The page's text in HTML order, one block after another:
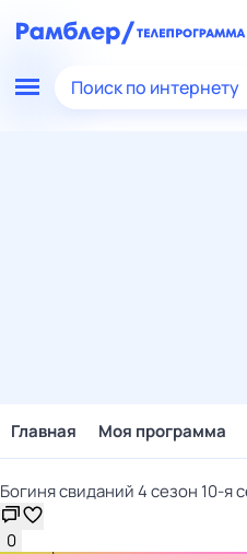
Поиск по интернету
Главная Моя программа
Богиня свиданий 4 сезон 10-я
0